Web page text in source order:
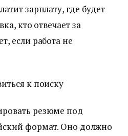
зарплату, где будет
кто отвечает за
если работа не
к поиску
резюме под
формат. Оно должно